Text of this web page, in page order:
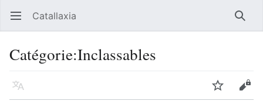
Ouvrir le menu principal Catallaxia
Catégorie:Inclassables
Langue Suivre